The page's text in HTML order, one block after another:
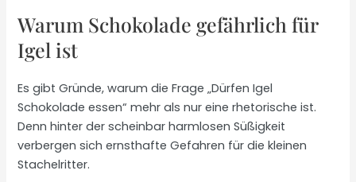
Warum Schokolade gefährlich für
Igel ist
Es gibt Gründe, warum die Frage „Dürfen Igel
Schokolade essen“ mehr als nur eine rhetorische ist.
Denn hinter der scheinbar harmlosen Süßigkeit
verbergen sich ernsthafte Gefahren für die kleinen
Stachelritter.